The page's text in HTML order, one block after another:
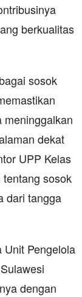
berkualitas
sosok
meninggalkan
dekat
UPP Kelas
sosok
dari tangga
Unit Pengelola
dengan